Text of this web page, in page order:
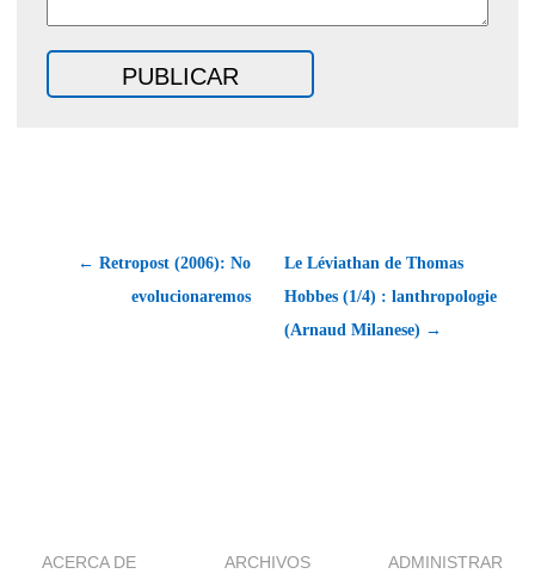
← Retropost (2006): No
evolucionaremos
Le Léviathan de Thomas
Hobbes (1/4) : lanthropologie
(Arnaud Milanese) →
ACERCA DE ARCHIVOS ADMINISTRAR